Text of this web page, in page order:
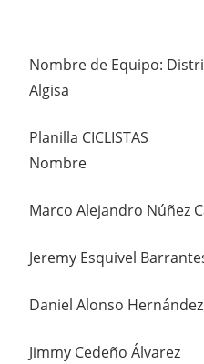
Nombre de Equipo:
Algisa
Planilla CICLISTAS
Nombre
Marco Alejandro Núñez
Jeremy Esquivel
Daniel Alonso
Jimmy Cedeño Álvarez